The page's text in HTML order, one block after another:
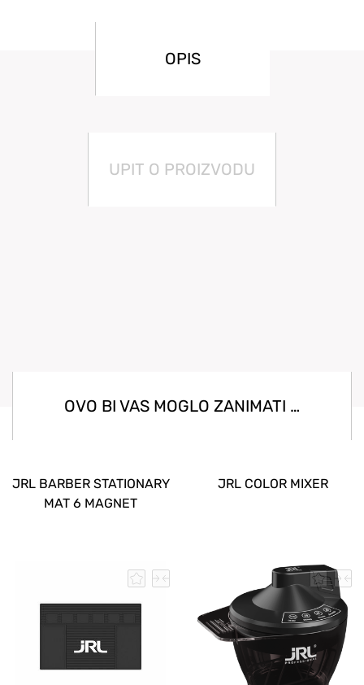
OPIS
UPIT O PROIZVODU
OVO BI VAS MOGLO ZANIMATI …
JRL BARBER STATIONARY
MAT 6 MAGNET
JRL COLOR MIXER